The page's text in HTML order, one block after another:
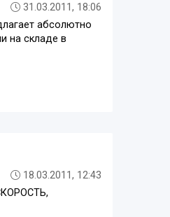
31.03.2011, 18:06
абсолютно
на складе в
18.03.2011, 12:43